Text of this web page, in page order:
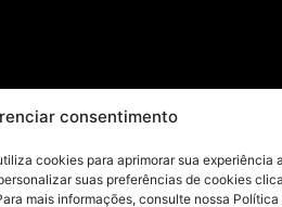
consentimento
cookies para aprimorar sua experiência
suas preferências de cookies
mais informações, consulte nossa Política